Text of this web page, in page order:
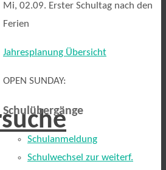
Mi, 02.09. Erster Schultag nach den
Ferien
Jahresplanung Übersicht
OPEN SUNDAY:
Schulübergänge
Schulanmeldung
Schulwechsel zur weiterf.